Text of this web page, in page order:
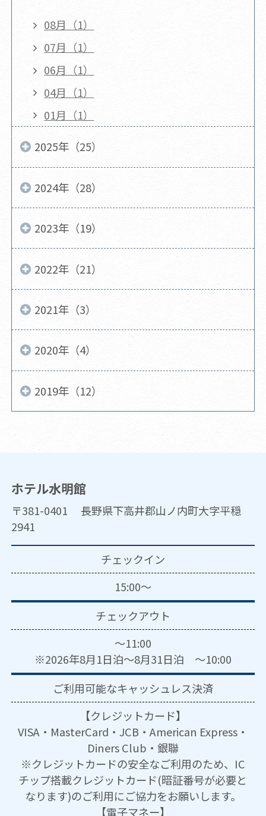
08月（1）
07月（1）
06月（1）
04月（1）
01月（1）
2025年（25）
2024年（28）
2023年（19）
2022年（21）
2021年（3）
2020年（4）
2019年（12）
ホテル水明館
〒381-0401 長野県下高井郡山ノ内町大字平穏
2941
チェックイン
15:00～
チェックアウト
～11:00
※2026年8月1日泊～8月31日泊 ～10:00
ご利用可能なキャッシュレス決済
【クレジットカード】
VISA・MasterCard・JCB・American Express・
Diners Club・銀聯
※クレジットカードの安全なご利用のため、IC
チップ搭載クレジットカード(暗証番号が必要と
なります)のご利用にご協力をお願いします。
【電子マネー】